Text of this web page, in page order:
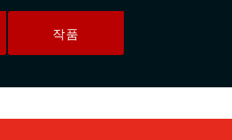
작품